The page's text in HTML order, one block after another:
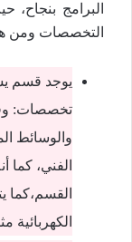
البرامج بنجاح،
التخصصات ومن
يوجد قسم
تخصصات:
والوسائط
الفني، كما
الكهربائية